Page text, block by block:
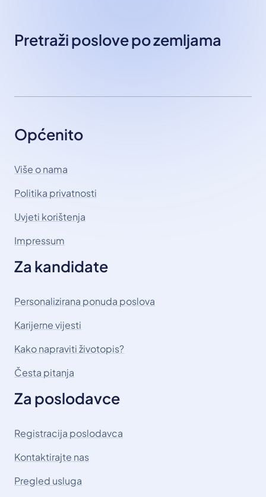
Pretraži poslove po zemljama
Općenito
Više o nama
Politika privatnosti
Uvjeti korištenja
Impressum
Za kandidate
Personalizirana ponuda poslova
Karijerne vijesti
Kako napraviti životopis?
Česta pitanja
Za poslodavce
Registracija poslodavca
Kontaktirajte nas
Pregled usluga